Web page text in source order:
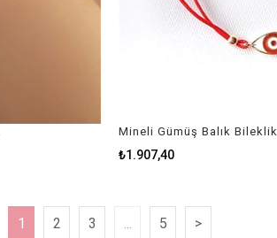
Mineli Gümüş Balık Bileklik
₺1.907,40
1 2 3 5 >